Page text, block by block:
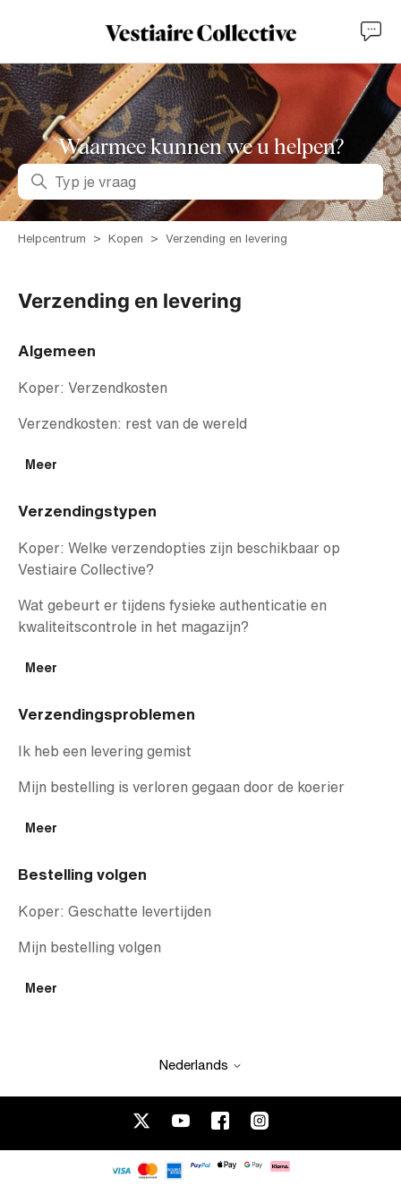
Waarmee kunnen we u helpen?
Zoeken
Helpcentrum Kopen Verzending en levering
Algemeen
Koper: Verzendkosten
Verzendkosten: rest van de wereld
Meer
Verzendingstypen
Koper: Welke verzendopties zijn beschikbaar op
Vestiaire Collective?
Wat gebeurt er tijdens fysieke authenticatie en
kwaliteitscontrole in het magazijn?
Meer
Verzendingsproblemen
Ik heb een levering gemist
Mijn bestelling is verloren gegaan door de koerier
Meer
Bestelling volgen
Koper: Geschatte levertijden
Mijn bestelling volgen
Meer
Verzending en levering
Nederlands